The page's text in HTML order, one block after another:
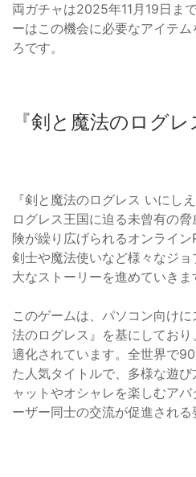
両ガチャは2025年11月19日ま
ーはこの機会に必要なアイテ
ろです。
『剣と魔法のログ
『剣と魔法のログレス いにし
ログレス王国に迫る未曾有の
険が繰り広げられるオンライン
剣士や魔法使いなど様々なジ
大なストーリーを進めていきま
このゲームは、パソコン向け
法のログレス』を基にしてお
適化されています。全世界で
た人気タイトルで、多様な遊
ャットやオシャレを楽しむア
ーザー同士の交流が促進される